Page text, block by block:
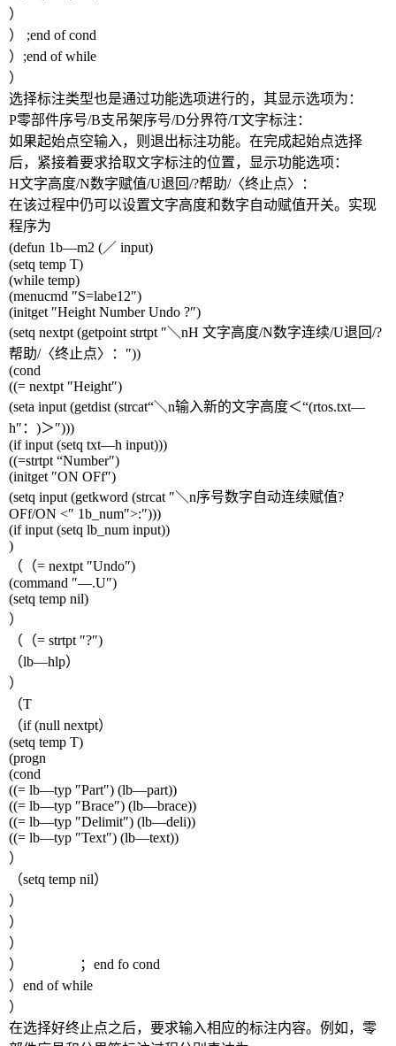
）
） ;end of cond
） ;end of while
）
选择标注类型也是通过功能选项进行的，其显示选项为：
P零部件序号/B支吊架序号/D分界符/T文字标注：
如果起始点空输入，则退出标注功能。在完成起始点选择
后，紧接着要求拾取文字标注的位置，显示功能选项：
H文字高度/N数字赋值/U退回/?帮助/〈终止点〉：
在该过程中仍可以设置文字高度和数字自动赋值开关。实现
程序为
(defun 1b—m2 (／ input)
(setq temp T)
(while temp)
(menucmd ″S=labe12″)
(initget ″Height Number Undo ?″)
(setq nextpt (getpoint strtpt ″＼nH 文字高度/N数字连续/U退回/?
帮助/〈终止点〉：″))
(cond
((= nextpt ″Height″)
(seta input (getdist (strcat“＼n输入新的文字高度＜“(rtos.txt—
h″： )＞″)))
(if input (setq txt—h input)))
((=strtpt“Number″)
(initget ″ON OFf″)
(setq input (getkword (strcat ″＼n序号数字自动连续赋值?
OFf/ON <″ 1b_num″>:″)))
(if input (setq lb_num input))
)
（（= nextpt ″Undo″)
(command ″—.U″)
(setq temp nil)
）
（（= strtpt ″?″)
（lb—hlp）
）
（T
（if (null nextpt）
(setq temp T)
(progn
(cond
((= lb—typ ″Part″) (lb—part))
((= lb—typ ″Brace″) (lb—brace))
((= lb—typ ″Delimit″) (lb—deli))
((= lb—typ ″Text″) (lb—text))
）
（setq temp nil）
）
）
）
） ； end fo cond
） end of while
）
在选择好终止点之后，要求输入相应的标注内容。例如，零